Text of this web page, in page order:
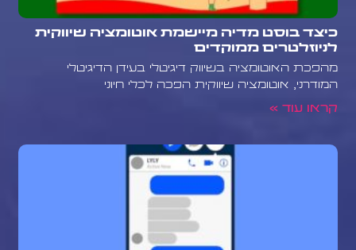
כיצד בוסט מדיה מיישמת אוטומציה שיווקית
לניוזלטרים ממוקדים
מהפכת האוטומציה בשיווק דיגיטלי בעידן הדיגיטלי
המודרני, אוטומציה שיווקית הפכה לכלי חיוני
קראו עוד »